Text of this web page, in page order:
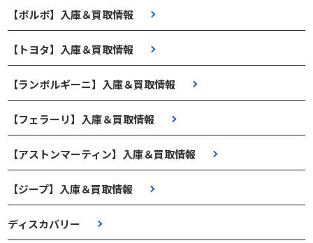
【ボルボ】入庫＆買取情報
【トヨタ】入庫＆買取情報
【ランボルギーニ】入庫＆買取情報
【フェラーリ】入庫＆買取情報
【アストンマーティン】入庫＆買取情報
【ジープ】入庫＆買取情報
ディスカバリー